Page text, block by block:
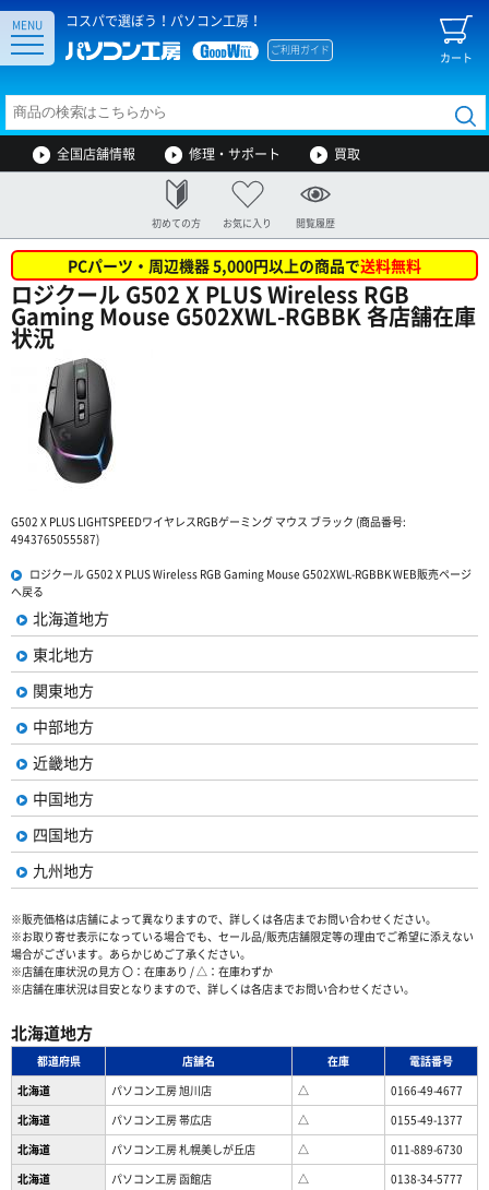
コスパで選ぼう！パソコン工房！
カート
ご利用ガイド
MENU
全国店舗情報 修理・サポート 買取
初めての方 お気に入り 閲覧履歴
PCパーツ・周辺機器 5,000円以上の商品で送料無料
ロジクール G502 X PLUS Wireless RGB
Gaming Mouse G502XWL-RGBBK 各店舗在庫
状況
G502 X PLUS LIGHTSPEEDワイヤレスRGBゲーミング マウス ブラック (商品番号:
4943765055587)
ロジクール G502 X PLUS Wireless RGB Gaming Mouse G502XWL-RGBBK WEB販売ページ
へ戻る
北海道地方
東北地方
関東地方
中部地方
近畿地方
中国地方
四国地方
九州地方
※販売価格は店舗によって異なりますので、詳しくは各店までお問い合わせください。
※お取り寄せ表示になっている場合でも、セール品/販売店舗限定等の理由でご希望に添えない
場合がございます。あらかじめご了承ください。
※店舗在庫状況の見方 〇：在庫あり / △：在庫わずか
※店舗在庫状況は目安となりますので、詳しくは各店までお問い合わせください。
北海道地方
都道府県 店舗名 在庫
電話番号
北海道
パソコン工房 旭川店 △
0166-49-4677
北海道
パソコン工房 帯広店 △
0155-49-1377
北海道
パソコン⼯房 札幌美しが丘店 △
011-889-6730
北海道
パソコン工房 函館店 △ 0138-34-5777